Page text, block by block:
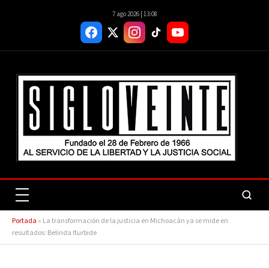
7 ago 2026 | 13:08
Portada » La transformación de la justicia en Michoacán ya se mide en
resultados: Belinda Iturbide